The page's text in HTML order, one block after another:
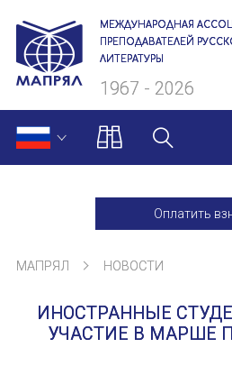
МЕЖДУНАРОДНАЯ
ПРЕПОДАВАТЕЛЕЙ
ЛИТЕРАТУРЫ
1967 - 2026
Оплатить
О нас
Президиум
Ревизионная
МАПРЯЛ НОВОСТИ
ИНОСТРАННЫЕ
УЧАСТИЕ В МАРШЕ